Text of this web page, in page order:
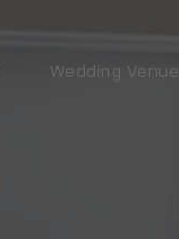
Wedding Venue